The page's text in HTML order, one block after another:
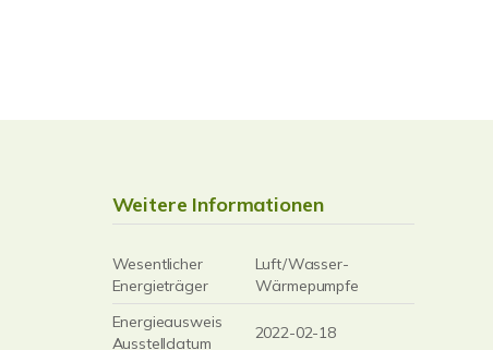
Weitere Informationen
Wesentlicher
Energieträger
Luft/Wasser-
Wärmepumpfe
Energieausweis
Ausstelldatum
2022-02-18